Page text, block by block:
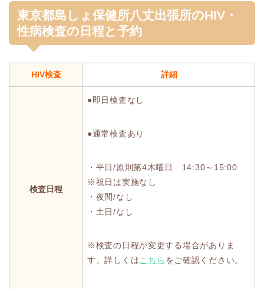
東京都島しょ保健所八丈出張所のHIV・
性病検査の日程と予約
HIV検査 詳細
検査日程
●即日検査なし
●通常検査あり
・平日/原則第4木曜日 14:30～15:00
※祝日は実施なし
・夜間/なし
・土日/なし
※検査の日程が変更する場合がありま
す。詳しくはこちら をご確認ください。